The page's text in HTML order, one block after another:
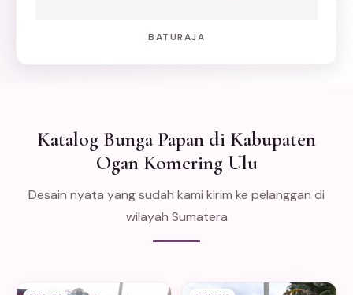
BATURAJA
Katalog Bunga Papan di Kabupaten
Ogan Komering Ulu
Desain nyata yang sudah kami kirim ke pelanggan di
wilayah Sumatera